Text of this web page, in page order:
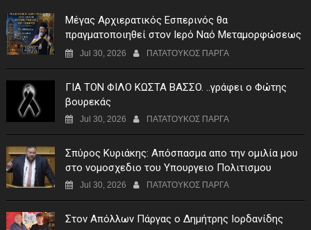
Μέγας Αρχιερατικός Εσπερινός θα
πραγματοποιηθεί στον Ιερό Ναό Μεταμορφώσεως
του Σωτήρος Σταυροχωρίου στης 5 Αυγούστου
Jul 30, 2026 ΠΑΤΑΤΟΥΚΟΣ ΠΑΡΓΑ
ΓIA TON ΦIΛO KΩΣTA BAΣΣO. ..γράφει ο Φώτης
βουρεκάς
Jul 30, 2026 ΠΑΤΑΤΟΥΚΟΣ ΠΑΡΓΑ
Σπύρος Κυριάκης: Απόσπασμα απο την ομιλία μου
στο νομοσχεδιο του Υπουργειο Πολιτισμου
Jul 30, 2026 ΠΑΤΑΤΟΥΚΟΣ ΠΑΡΓΑ
Στον Απόλλων Πάργας ο Δημήτρης Ιορδανίδης